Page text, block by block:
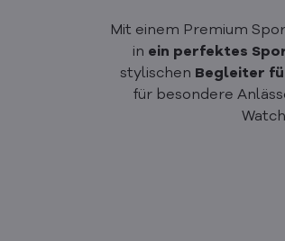
Mit einem Premium
in ein perfektes
stylischen Begleiter
für besondere